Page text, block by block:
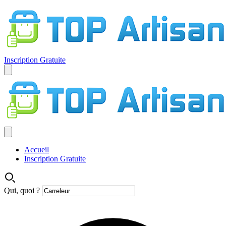
Inscription Gratuite
Accueil
Inscription Gratuite
Qui, quoi ?